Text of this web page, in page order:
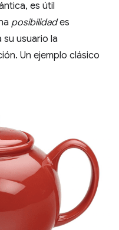
es útil
posibilidades
usuario la
Un ejemplo clásico